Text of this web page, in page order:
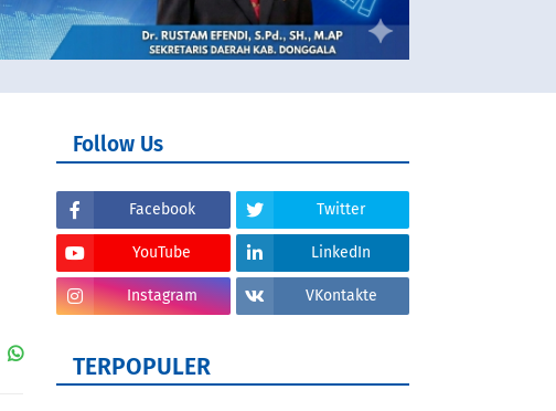
Follow Us
Facebook Twitter
YouTube LinkedIn
Instagram VKontakte
TERPOPULER